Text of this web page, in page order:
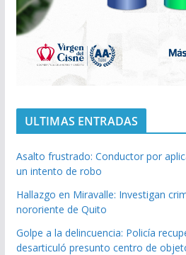
ULTIMAS ENTRADAS
Asalto frustrado: Conductor por
un intento de robo
Hallazgo en Miravalle: Investigan
nororiente de Quito
Golpe a la delincuencia: Policía
desarticuló presunto centro de